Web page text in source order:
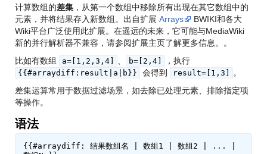
计算数组的差集 ，从第一个数组中移除所有出现在其它数组中的
元素，并将结果存入新数组。出自扩展 Arrays
BWIKI和各大
Wiki平台广泛使用此扩展。在遥远的未来，它可能与MediaWiki
新的并行解析器不兼容，请参阅扩展主页了解更多信息。
。
比如有数组
a=[1,2,3,4] b=[2,4] ，执行
{{#arraydiff:result|a|b}} 会得到 result=[1,3]
。
差集运算常用于数据过滤场景，如去除已处理元素、排除指定项
等操作。
语法
{{#arraydiff: 结果数组名 | 数组1 | 数组2 | ... |